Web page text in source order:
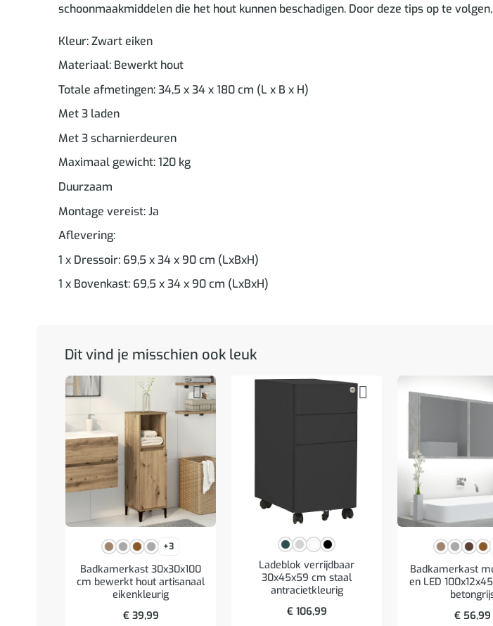
schoonmaakmiddelen die het hout kunnen beschadigen. Door deze tips op te
Kleur: Zwart eiken
Materiaal: Bewerkt hout
Totale afmetingen: 34,5 x 34 x 180 cm (L x B x H)
Met 3 laden
Met 3 scharnierdeuren
Maximaal gewicht: 120 kg
Duurzaam
Montage vereist: Ja
Aflevering:
1 x Dressoir: 69,5 x 34 x 90 cm (LxBxH)
1 x Bovenkast: 69,5 x 34 x 90 cm (LxBxH)
Dit vind je misschien ook leuk
+3
Badkamerkast 30x30x100
cm bewerkt hout artisanaal
eikenkleurig
€39,99
Ladeblok verrijdbaar
30x45x59 cm staal
antracietkleurig
€106,99
Badkamerkast
en LED
€ 56,99